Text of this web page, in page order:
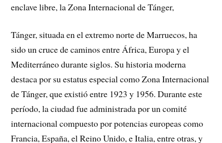
enclave libre, la Zona Internacional de Tánger,
Tánger, situada en el extremo norte de Marruecos, ha
sido un cruce de caminos entre África, Europa y el
Mediterráneo durante siglos. Su historia moderna
destaca por su estatus especial como Zona Internacional
de Tánger, que existió entre 1923 y 1956. Durante este
período, la ciudad fue administrada por un comité
internacional compuesto por potencias europeas como
Francia, España, el Reino Unido, e Italia, entre otras, y